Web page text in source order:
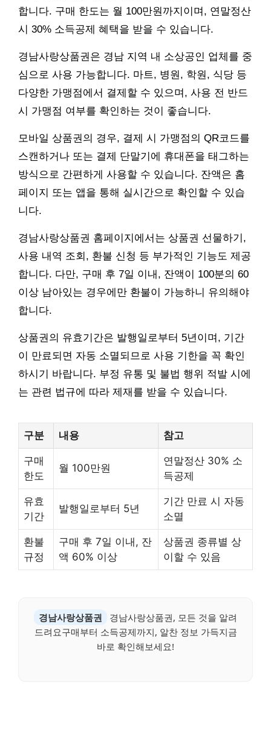
합니다. 구매 한도는 월 100만원까지이며, 연말정산
시 30% 소득공제 혜택을 받을 수 있습니다.
경남사랑상품권은 경남 지역 내 소상공인 업체를 중
심으로 사용 가능합니다. 마트, 병원, 학원, 식당 등
다양한 가맹점에서 결제할 수 있으며, 사용 전 반드
시 가맹점 여부를 확인하는 것이 좋습니다.
모바일 상품권의 경우, 결제 시 가맹점의 QR코드를
스캔하거나 또는 결제 단말기에 휴대폰을 태그하는
방식으로 간편하게 사용할 수 있습니다. 잔액은 홈
페이지 또는 앱을 통해 실시간으로 확인할 수 있습
니다.
경남사랑상품권 홈페이지에서는 상품권 선물하기,
사용 내역 조회, 환불 신청 등 부가적인 기능도 제공
합니다. 다만, 구매 후 7일 이내, 잔액이 100분의 60
이상 남아있는 경우에만 환불이 가능하니 유의해야
합니다.
상품권의 유효기간은 발행일로부터 5년이며, 기간
이 만료되면 자동 소멸되므로 사용 기한을 꼭 확인
하시기 바랍니다. 부정 유통 및 불법 행위 적발 시에
는 관련 법규에 따라 제재를 받을 수 있습니다.
구분 내용 참고
구매
한도
월 100만원
연말정산 30% 소
득공제
유효
기간
발행일로부터 5년
기간 만료 시 자동
소멸
환불
규정
구매 후 7일 이내, 잔
액 60% 이상
상품권 종류별 상
이할 수 있음
경남사랑상품권
경남사랑상품권, 모든 것을 알려
드려요구매부터 소득공제까지, 알찬 정보 가득지금
바로 확인해보세요!